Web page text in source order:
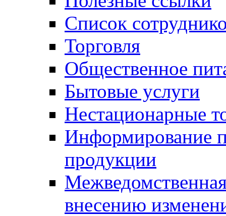
Список
Торговля
Общественное
Бытовые услуги
Нестационарные
Информирование
продукции
внесению